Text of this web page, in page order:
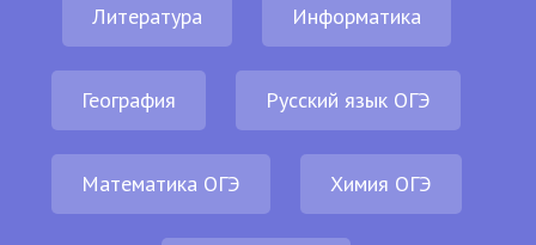
Литература Информатика
География Русский язык ОГЭ
Математика ОГЭ Химия ОГЭ